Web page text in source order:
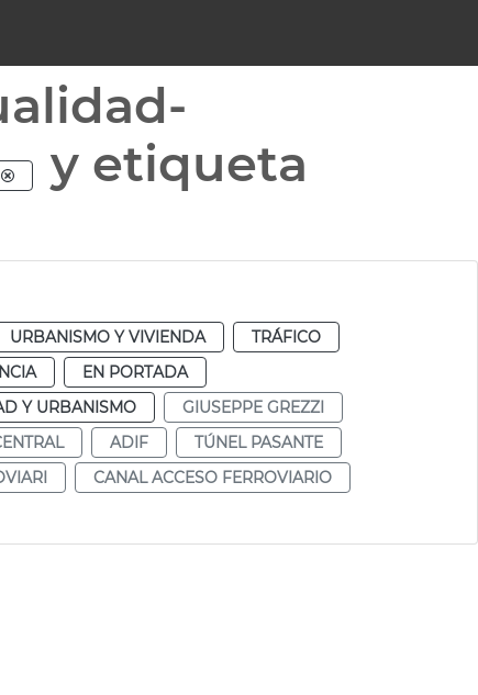
y etiqueta
URBANISMO Y VIVIENDA
TRÁFICO
EN PORTADA
Y URBANISMO
GIUSEPPE GREZZI
ADIF
TÚNEL PASANTE
CANAL ACCESO FERROVIARIO